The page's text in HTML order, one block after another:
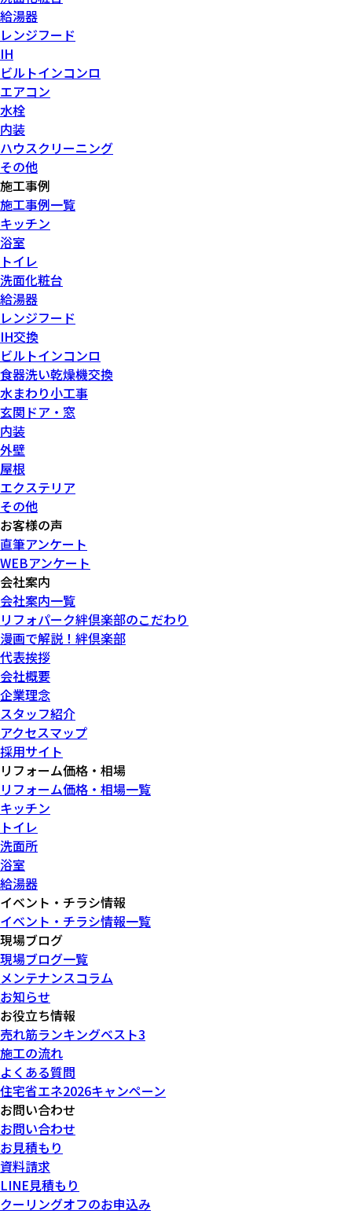
給湯器
レンジフード
IH
ビルトインコンロ
エアコン
水栓
内装
ハウスクリーニング
その他
施工事例
施工事例一覧
キッチン
浴室
トイレ
洗面化粧台
給湯器
レンジフード
IH交換
ビルトインコンロ
食器洗い乾燥機交換
水まわり小工事
玄関ドア・窓
内装
外壁
屋根
エクステリア
その他
お客様の声
直筆アンケート
WEBアンケート
会社案内
会社案内一覧
リフォパーク絆倶楽部のこだわり
漫画で解説！絆倶楽部
代表挨拶
会社概要
企業理念
スタッフ紹介
アクセスマップ
採用サイト
リフォーム価格・相場
リフォーム価格・相場一覧
キッチン
トイレ
洗面所
浴室
給湯器
イベント・チラシ情報
イベント・チラシ情報一覧
現場ブログ
現場ブログ一覧
メンテナンスコラム
お知らせ
お役立ち情報
売れ筋ランキングベスト3
施工の流れ
よくある質問
住宅省エネ2026キャンペーン
お問い合わせ
お問い合わせ
お見積もり
資料請求
LINE見積もり
クーリングオフのお申込み